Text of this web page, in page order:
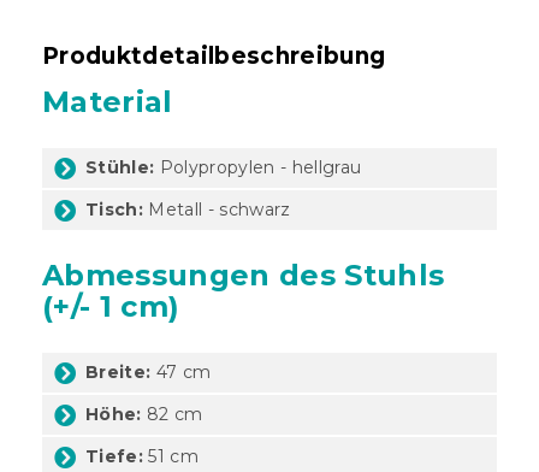
Produktdetailbeschreibung
Material
Stühle: Polypropylen - hellgrau
Tisch: Metall - schwarz
Abmessungen des Stuhls
(+/- 1 cm)
Breite: 47 cm
Höhe: 82 cm
Tiefe: 51 cm